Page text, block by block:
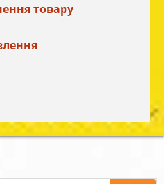
товару